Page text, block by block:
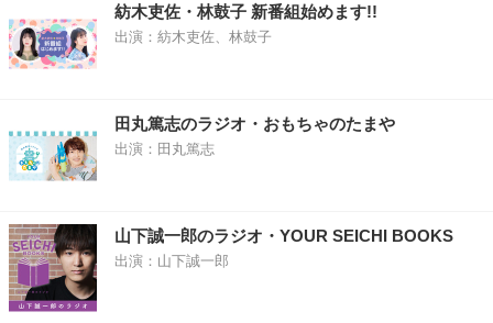
紡木吏佐・林鼓子 新番組始めます!!
出演：紡木吏佐、林鼓子
田丸篤志のラジオ・おもちゃのたまや
出演：田丸篤志
山下誠一郎のラジオ・YOUR SEICHI BOOKS
出演：山下誠一郎